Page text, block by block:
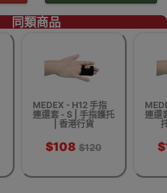
同類商品
MEDEX - H12 手指
連還套 - S | 手指護托
| 香港行貨
$108 $120
連還